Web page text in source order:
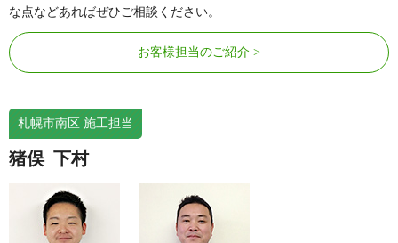
な点などあればぜひご相談ください。
お客様担当のご紹介
札幌市南区 施工担当
猪俣 下村